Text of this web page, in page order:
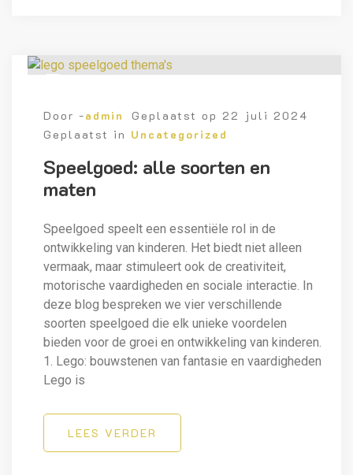
Door -admin Geplaatst op 22 juli 2024
Geplaatst in Uncategorized
Speelgoed: alle soorten en
maten
Speelgoed speelt een essentiële rol in de
ontwikkeling van kinderen. Het biedt niet alleen
vermaak, maar stimuleert ook de creativiteit,
motorische vaardigheden en sociale interactie. In
deze blog bespreken we vier verschillende
soorten speelgoed die elk unieke voordelen
bieden voor de groei en ontwikkeling van kinderen.
1. Lego: bouwstenen van fantasie en vaardigheden
Lego is
LEES VERDER